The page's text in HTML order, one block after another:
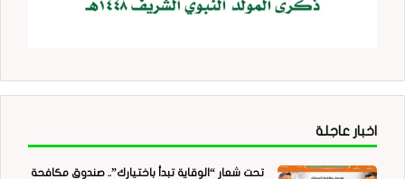
اخبار عاجلة
تحت شعار “الوقاية تبدأ باختيارك”.. صندوق مكافحة